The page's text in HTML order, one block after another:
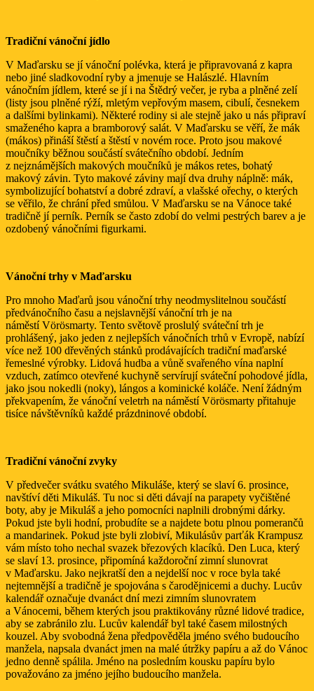
Tradiční vánoční jídlo
V Maďarsku se jí vánoční polévka, která je připravovaná z kapra
nebo jiné sladkovodní ryby a jmenuje se Halászlé. Hlavním
vánočním jídlem, které se jí i na Štědrý večer, je ryba a plněné zelí
(listy jsou plněné rýží, mletým vepřovým masem, cibulí, česnekem
a dalšími bylinkami). Některé rodiny si ale stejně jako u nás připraví
smaženého kapra a bramborový salát. V Maďarsku se věří, že mák
(mákos) přináší štěstí a štěstí v novém roce. Proto jsou makové
moučníky běžnou součástí svátečního období. Jedním
z nejznámějších makových moučníků je mákos retes, bohatý
makový závin. Tyto makové záviny mají dva druhy náplně: mák,
symbolizující bohatství a dobré zdraví, a vlašské ořechy, o kterých
se věřilo, že chrání před smůlou. V Maďarsku se na Vánoce také
tradičně jí perník. Perník se často zdobí do velmi pestrých barev a je
ozdobený vánočními figurkami.
Vánoční trhy v Maďarsku
Pro mnoho Maďarů jsou vánoční trhy neodmyslitelnou součástí
předvánočního času a nejslavnější vánoční trh je na
náměstí Vörösmarty. Tento světově proslulý sváteční trh je
prohlášený, jako jeden z nejlepších vánočních trhů v Evropě, nabízí
více než 100 dřevěných stánků prodávajících tradiční maďarské
řemeslné výrobky. Lidová hudba a vůně svařeného vína naplní
vzduch, zatímco otevřené kuchyně servírují sváteční pohodové jídla,
jako jsou nokedli (noky), lángos a kominické koláče. Není žádným
překvapením, že vánoční veletrh na náměstí Vörösmarty přitahuje
tisíce návštěvníků každé prázdninové období.
Tradiční vánoční zvyky
V předvečer svátku svatého Mikuláše, který se slaví 6. prosince,
navštíví děti Mikuláš. Tu noc si děti dávají na parapety vyčištěné
boty, aby je Mikuláš a jeho pomocníci naplnili drobnými dárky.
Pokud jste byli hodní, probudíte se a najdete botu plnou pomerančů
a mandarinek. Pokud jste byli zlobiví, Mikulásův parťák Krampusz
vám místo toho nechal svazek březových klacíků. Den Luca, který
se slaví 13. prosince, připomíná každoroční zimní slunovrat
v Maďarsku. Jako nejkratší den a nejdelší noc v roce byla také
nejtemnější a tradičně je spojována s čarodějnicemi a duchy. Lucův
kalendář označuje dvanáct dní mezi zimním slunovratem
a Vánocemi, během kterých jsou praktikovány různé lidové tradice,
aby se zabránilo zlu. Lucův kalendář byl také časem milostných
kouzel. Aby svobodná žena předpověděla jméno svého budoucího
manžela, napsala dvanáct jmen na malé útržky papíru a až do Vánoc
jedno denně spálila. Jméno na posledním kousku papíru bylo
považováno za jméno jejího budoucího manžela.